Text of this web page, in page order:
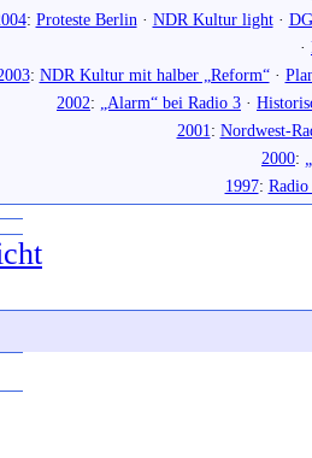
: Proteste Berlin · NDR Kultur light·
·
: NDR Kultur mit halber „Reform“·
2002: „Alarm“ bei Radio 3 ·
2001: Nordwest-
2000:
1997: